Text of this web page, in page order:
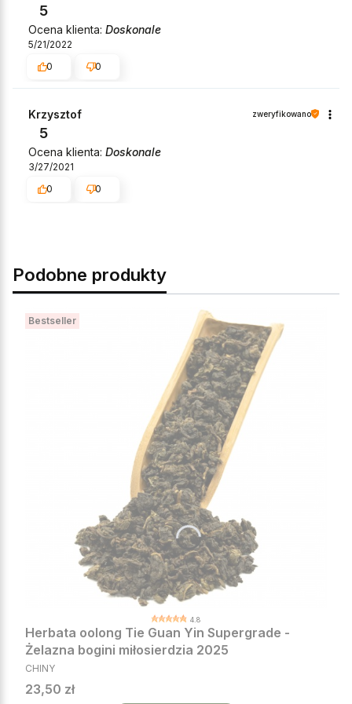
5
Ocena klienta: Doskonale
5/21/2022
0
0
Krzysztof zweryfikowano
5
Ocena klienta: Doskonale
3/27/2021
0
0
Podobne produkty
Bestseller
4.8
Herbata oolong Tie Guan Yin Supergrade -
Żelazna bogini miłosierdzia 2025
PRODUCENT
CHINY
Cena
23,50 zł